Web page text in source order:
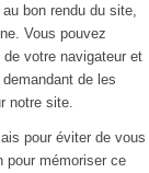
bon rendu du site,
Vous pouvez
votre navigateur et
de les
notre site.
pour éviter de vous
pour mémoriser ce